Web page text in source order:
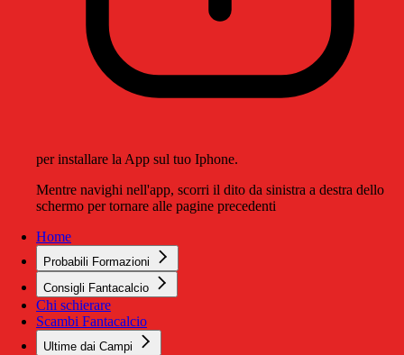
per installare la App sul tuo Iphone.
Mentre navighi nell'app, scorri il dito da sinistra a destra dello
schermo per tornare alle pagine precedenti
Home
Probabili Formazioni
Consigli Fantacalcio
Chi schierare
Scambi Fantacalcio
Ultime dai Campi